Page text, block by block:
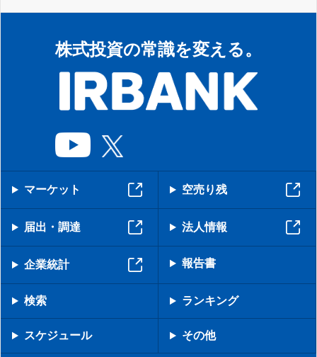
株式投資の常識を変える。
マーケット 空売り残
届出・調達 法人情報
企業統計 報告書
検索 ランキング
スケジュール その他